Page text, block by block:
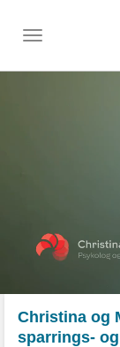
Toggle
Christina og
sparrings-